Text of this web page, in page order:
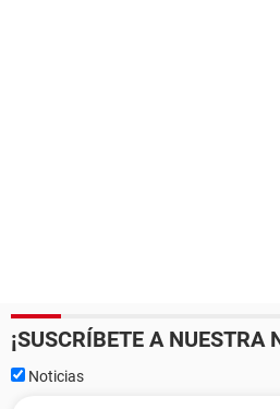
¡SUSCRÍBETE A NUESTRA
Noticias